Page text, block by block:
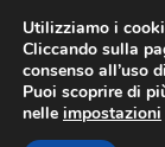
contenuto
Utilizziamo i
Cliccando sulla
consenso all’uso
Puoi scoprire di
nelle impostazioni